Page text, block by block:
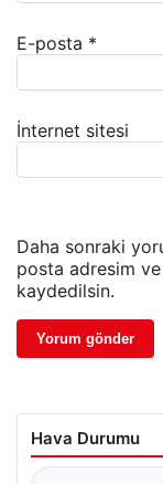
E-posta *
İnternet sitesi
Daha sonraki
posta adresim
kaydedilsin.
Hava Durumu